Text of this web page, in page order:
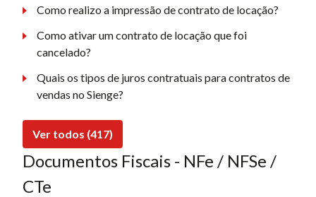
Como realizo a impressão de contrato de locação?
Como ativar um contrato de locação que foi
cancelado?
Quais os tipos de juros contratuais para contratos de
vendas no Sienge?
Ver todos (417)
Documentos Fiscais - NFe / NFSe /
CTe